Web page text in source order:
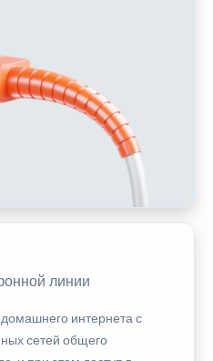
линии
интернета с
сетей общего